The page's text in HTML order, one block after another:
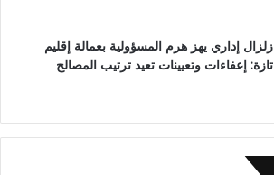
زلزال إداري يهز هرم المسؤولية بعمالة إقليم
تازة: إعفاءات وتعيينات تعيد ترتيب المصالح